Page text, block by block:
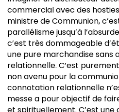
commercial avec des
ministre de Communion,
parallélisme jusqu’à
c’est très dommageable
une pure marchandise sans
relationnelle. C’est
non avenu pour la
connotation relationnelle
messe a pour objectif de
et spirituellement. C’est